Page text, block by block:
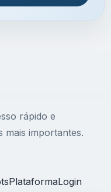
rápido e
mais importantes.
PlataformaLogin